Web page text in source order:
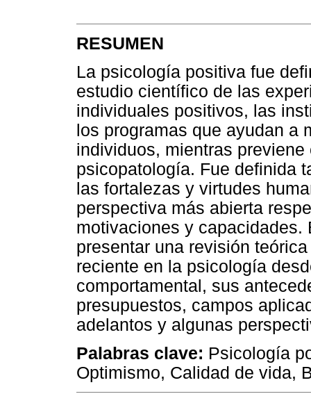
RESUMEN
La psicología positiva fue
estudio científico de las
individuales positivos, las
los programas que ayudan a
individuos, mientras
psicopatología. Fue definida
las fortalezas y virtudes
perspectiva más abierta
motivaciones y
presentar una revisión
reciente en la psicología
comportamental, sus
presupuestos, campos
adelantos y algunas
Palabras clave: Psicología
Optimismo, Calidad de vida,